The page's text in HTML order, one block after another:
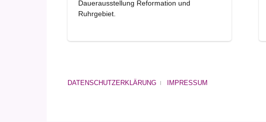
Dauerausstellung Reformation und
Ruhrgebiet.
DATENSCHUTZERKLÄRUNG IMPRESSUM